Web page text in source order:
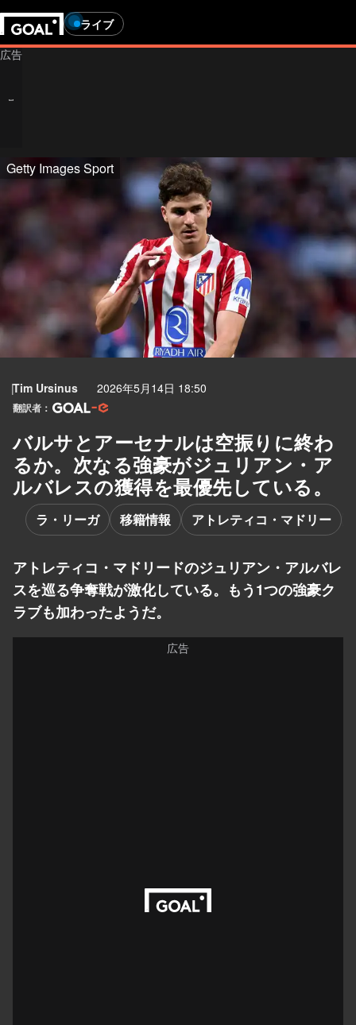
ライブ
Getty Images Sport
Tim Ursinus 2026年5月14日 18:50
翻訳者：
バルサとアーセナルは空振りに終わ
るか。次なる強豪がジュリアン・ア
ルバレスの獲得を最優先している。
ラ・リーガ 移籍情報 アトレティコ・マドリー
アトレティコ・マドリードのジュリアン・アルバレ
スを巡る争奪戦が激化している。もう1つの強豪ク
ラブも加わったようだ。